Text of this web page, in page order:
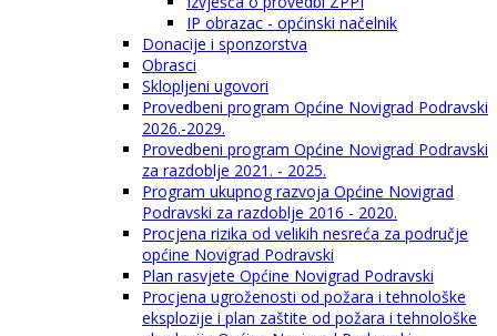
IP obrazac - općinski načelnik
Donacije i sponzorstva
Obrasci
Sklopljeni ugovori
Provedbeni program Općine Novigrad Podravski
2026.-2029.
Provedbeni program Općine Novigrad Podravski
za razdoblje 2021. - 2025.
Program ukupnog razvoja Općine Novigrad
Podravski za razdoblje 2016 - 2020.
Procjena rizika od velikih nesreća za područje
općine Novigrad Podravski
Plan rasvjete Općine Novigrad Podravski
Procjena ugroženosti od požara i tehnološke
eksplozije i plan zaštite od požara i tehnološke